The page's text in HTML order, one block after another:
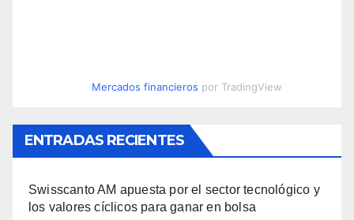
Mercados financieros por TradingView
ENTRADAS RECIENTES
Swisscanto AM apuesta por el sector tecnológico y
los valores cíclicos para ganar en bolsa